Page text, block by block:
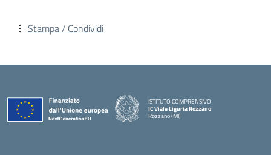
Stampa / Condividi
ISTITUTO COMPRENSIVO
IC Viale Liguria Rozzano
Rozzano (MI)